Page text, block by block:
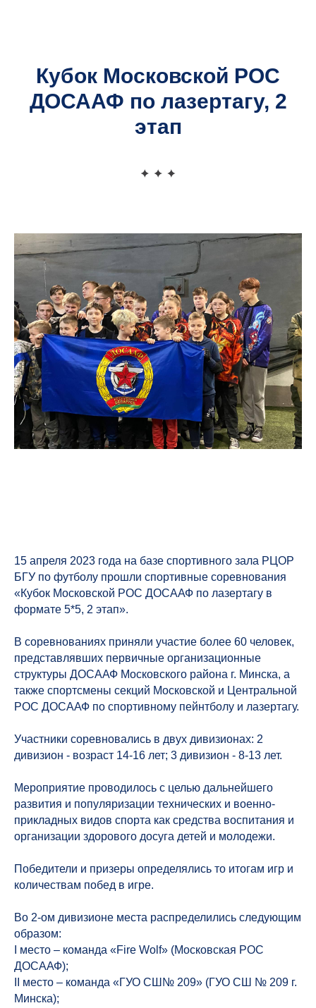
Кубок Московской РОС
ДОСААФ по лазертагу, 2
этап
15 апреля 2023 года на базе спортивного зала РЦОР
БГУ по футболу прошли спортивные соревнования
«Кубок Московской РОС ДОСААФ по лазертагу в
формате 5*5, 2 этап».
В соревнованиях приняли участие более 60 человек,
представлявших первичные организационные
структуры ДОСААФ Московского района г. Минска, а
также спортсмены секций Московской и Центральной
РОС ДОСААФ по спортивному пейнтболу и лазертагу.
Участники соревновались в двух дивизионах: 2
дивизион - возраст 14-16 лет; 3 дивизион - 8-13 лет.
Мероприятие проводилось с целью дальнейшего
развития и популяризации технических и военно-
прикладных видов спорта как средства воспитания и
организации здорового досуга детей и молодежи.
Победители и призеры определялись то итогам игр и
количествам побед в игре.
Во 2-ом дивизионе места распределились следующим
образом:
I место – команда «Fire Wolf» (Московская РОС
ДОСААФ);
II место – команда «ГУО СШ№ 209» (ГУО СШ № 209 г.
Минска);